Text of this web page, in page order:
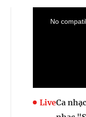
LiveCa